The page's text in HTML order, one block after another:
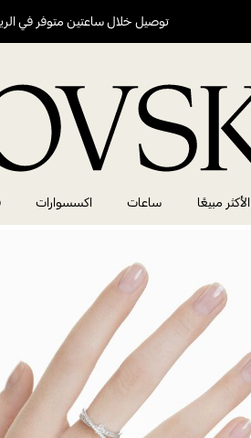
توصيل خلال ساعتين متوفر في
الأكثر مبيعًا ساعات اكسسوارات